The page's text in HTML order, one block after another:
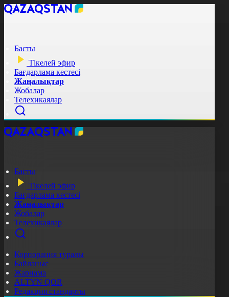
Басты
Тікелей эфир
Бағдарлама кестесі
Жаңалықтар
Жобалар
Телехикаялар
Басты
Тікелей эфир
Бағдарлама кестесі
Жаңалықтар
Жобалар
Телехикаялар
Корпорация туралы
Байланыс
Жарнама
ALTYN QOR
Редакция стандарты